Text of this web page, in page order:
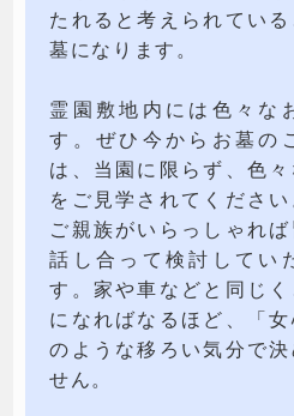
たれると考えられてい
墓になります。
霊園敷地内には色々な
す。ぜひ今からお墓の
は、当園に限らず、色
をご見学されてくださ
ご親族がいらっしゃれ
話し合って検討してい
す。家や車などと同じ
になればなるほど、「女
のような移ろい気分で
せん。